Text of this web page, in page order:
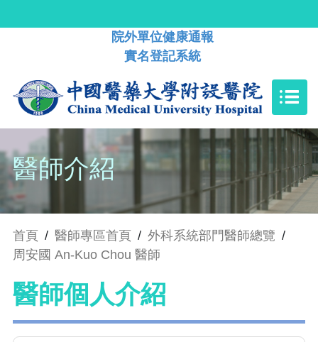
院外單位健康通報
實名登記系統
醫師介紹
首頁 / 醫師專區首頁 / 外科系統部門醫師總覽 /
周安國 An-Kuo Chou 醫師
醫師個人介紹